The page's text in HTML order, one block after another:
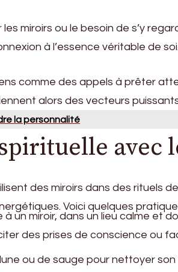
miroirs ou le besoin de s’y
à l’essence véritable de soi.
comme des appels à prêter
alors des vecteurs
la personnalité
avec
des miroirs dans des rituels
Voici quelques
à un miroir, dans un lieu calme et
des prises de conscience ou
ou de sauge pour nettoyer